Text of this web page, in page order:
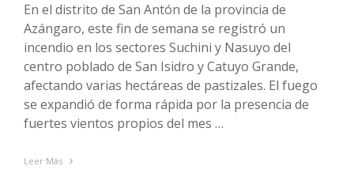
En el distrito de San Antón de la provincia de
Azángaro, este fin de semana se registró un
incendio en los sectores Suchini y Nasuyo del
centro poblado de San Isidro y Catuyo Grande,
afectando varias hectáreas de pastizales. El fuego
se expandió de forma rápida por la presencia de
fuertes vientos propios del mes …
Leer Más